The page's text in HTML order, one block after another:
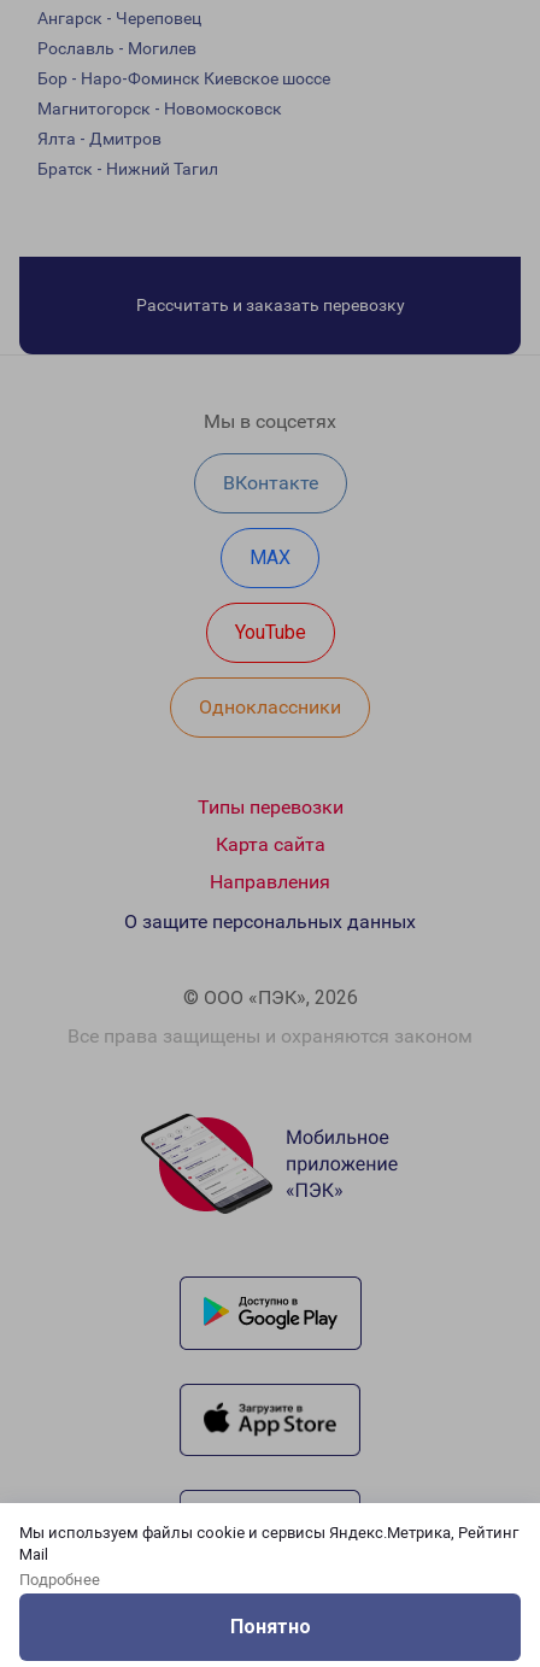
Мы используем файлы cookie и сервисы Яндекс.Метрика, Рейтинг
Mail
Подробнее
Понятно
Ангарск - Череповец
Рославль - Могилев
Бор - Наро-Фоминск Киевское шоссе
Магнитогорск - Новомосковск
Ялта - Дмитров
Братск - Нижний Тагил
Рассчитать и заказать перевозку
Мы в соцсетях
ВКонтакте
MAX
YouTube
Одноклассники
Типы перевозки
Карта сайта
Направления
© ООО «ПЭК», 2026
Все права защищены и охраняются законом
О защите персональных данных